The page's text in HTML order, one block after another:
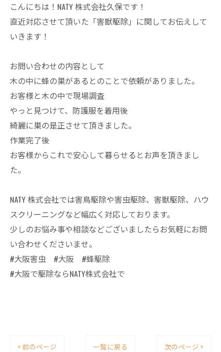
こんにちは！NATY 株式会社久保です！
直近対応させて頂いた「害獣駆除」に関してお伝えして
いきます！
お問い合わせの内容として
木の中に蜂の巣があるとのことで依頼がありました。
お客様と木の中で現場調査
やっと見つけて、防護服を着用後
綺麗に巣の是正させて頂きました。
作業完了後
お客様からこれで安心して暮らせるとお声を頂きまし
た。
NATY 株式会社では害鳥駆除や害虫駆除、害獣駆除、ハウ
スクリーニングなど幅広く対応しております。
少しのお悩み事や相談などございましたらお気軽にお問
い合わせくださいませ。
#大阪害虫 #大阪 #蜂駆除
#大阪で駆除ならNATY株式会社で
< 前のページ 一覧に戻る 次のページ >